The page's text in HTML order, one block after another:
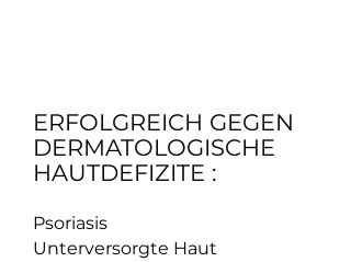
ERFOLGREICH GEGEN
DERMATOLOGISCHE
HAUTDEFIZITE :
Psoriasis
Unterversorgte Haut